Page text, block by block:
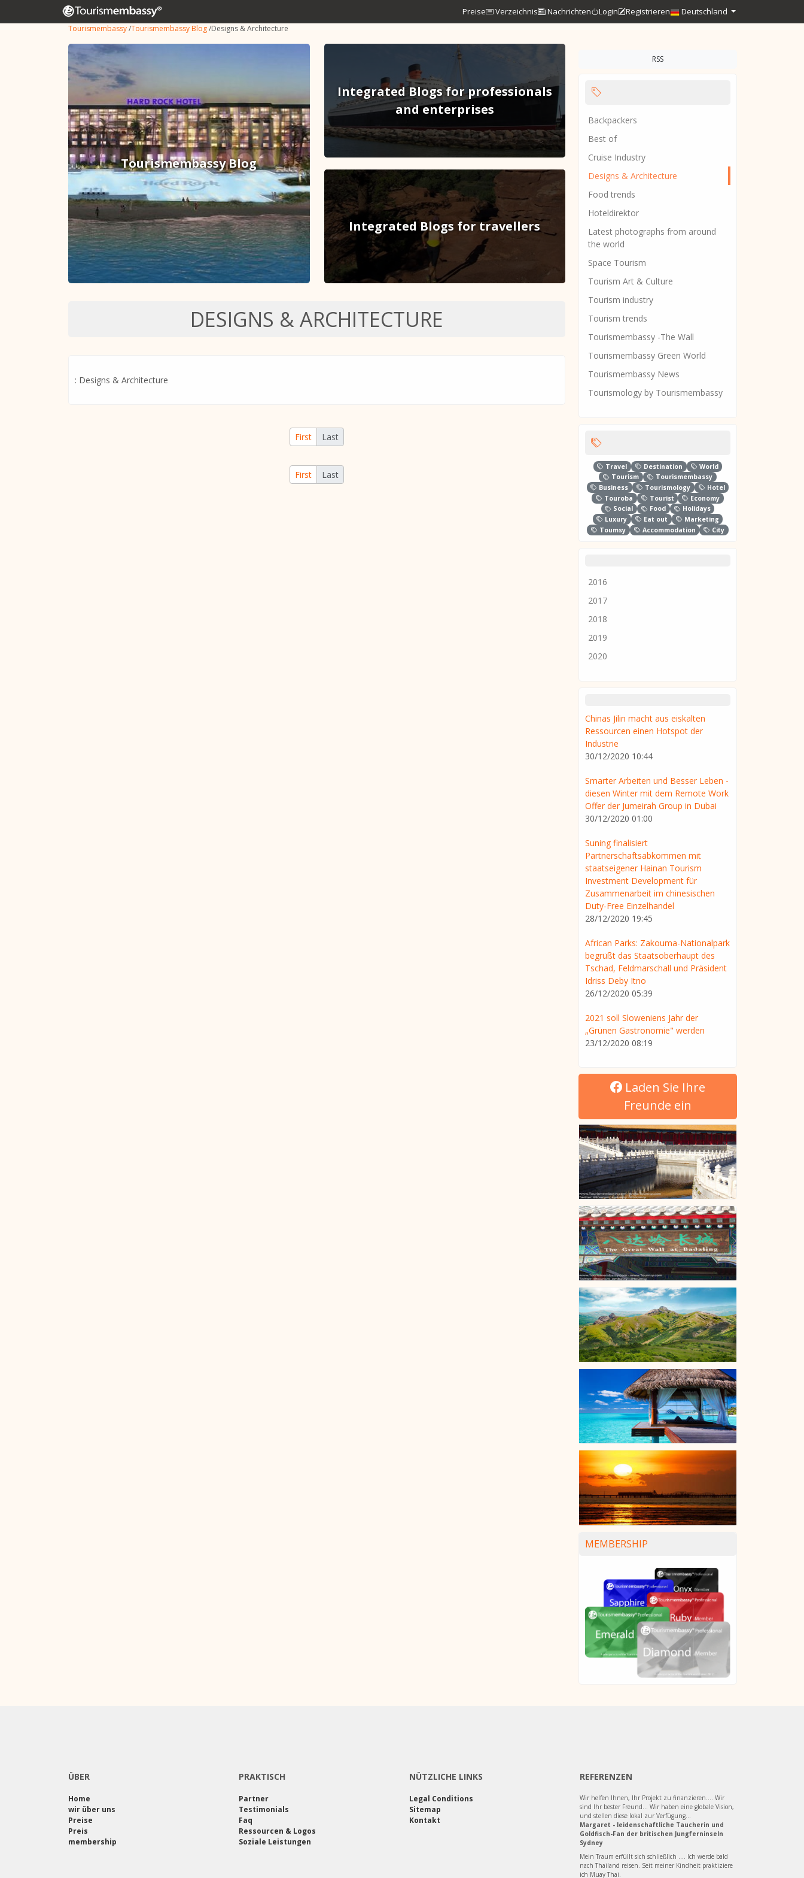
Preise Verzeichnis Nachrichten Login Registrieren Deutschland
Tourismembassy/Tourismembassy Blog/Designs & Architecture
Tourismembassy Blog
Integrated Blogs for professionals
and enterprises
Integrated Blogs for travellers
DESIGNS & ARCHITECTURE
: Designs & Architecture
First Last
First Last
RSS
Backpackers
Best of
Cruise Industry
Designs & Architecture
Food trends
Hoteldirektor
Latest photographs from around
the world
Space Tourism
Tourism Art & Culture
Tourism industry
Tourism trends
Tourismembassy -The Wall
Tourismembassy Green World
Tourismembassy News
Tourismology by Tourismembassy
Travel Destination
World
Tourism
Tourismembassy
Business
Tourismology
Hotel
Touroba
Tourist
Economy
Social
Food
Holidays
Luxury
Eat out
Marketing
Toumsy
Accommodation City
2016
2017
2018
2019
2020
Chinas Jilin macht aus eiskalten
Ressourcen einen Hotspot der
Industrie
30/12/2020 10:44
Smarter Arbeiten und Besser Leben -
diesen Winter mit dem Remote Work
Offer der Jumeirah Group in Dubai
30/12/2020 01:00
Suning finalisiert
Partnerschaftsabkommen mit
staatseigener Hainan Tourism
Investment Development für
Zusammenarbeit im chinesischen
Duty-Free Einzelhandel
28/12/2020 19:45
African Parks: Zakouma-Nationalpark
begrüßt das Staatsoberhaupt des
Tschad, Feldmarschall und Präsident
Idriss Deby Itno
26/12/2020 05:39
2021 soll Sloweniens Jahr der
„Grünen Gastronomie" werden
23/12/2020 08:19
Laden Sie Ihre
Freunde ein
MEMBERSHIP
ÜBER
Home
wir über uns
Preise
Preis
membership
PRAKTISCH
Partner
Testimonials
Faq
Ressourcen & Logos
Soziale Leistungen
NÜTZLICHE LINKS
Legal Conditions
Sitemap
Kontakt
REFERENZEN
Wir helfen Ihnen, Ihr Projekt zu finanzieren.... Wir
sind Ihr bester Freund... Wir haben eine globale Vision,
und stellen diese lokal zur Verfügung...
Margaret - leidenschaftliche Taucherin und
Goldfisch-Fan der britischen Jungferninseln
Sydney
Mein Traum erfüllt sich schließlich .... Ich werde bald
nach Thailand reisen. Seit meiner Kindheit praktiziere
ich Muay Thai.